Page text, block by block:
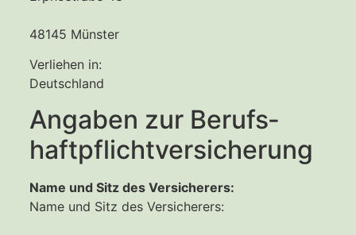
48145 Münster
Verliehen in:
Deutschland
Angaben zur Berufs­
haftpflicht­versicherung
Name und Sitz des Versicherers:
Name und Sitz des Versicherers: